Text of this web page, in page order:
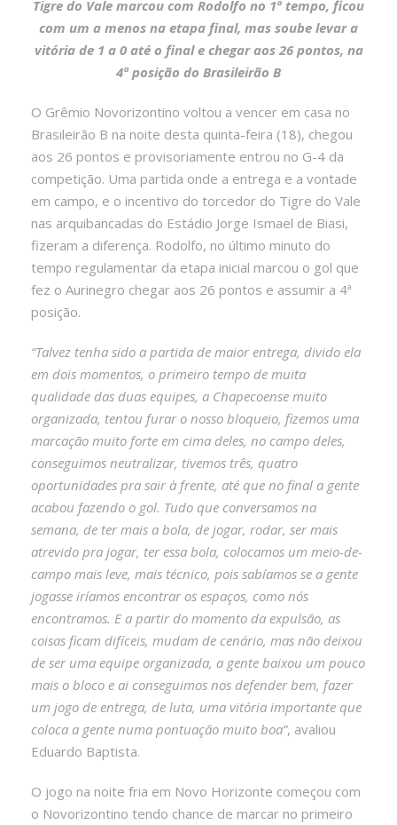
Tigre do Vale marcou com Rodolfo no 1º tempo, ficou
com um a menos na etapa final, mas soube levar a
vitória de 1 a 0 até o final e chegar aos 26 pontos, na
4ª posição do Brasileirão B
O Grêmio Novorizontino voltou a vencer em casa no
Brasileirão B na noite desta quinta-feira (18), chegou
aos 26 pontos e provisoriamente entrou no G-4 da
competição. Uma partida onde a entrega e a vontade
em campo, e o incentivo do torcedor do Tigre do Vale
nas arquibancadas do Estádio Jorge Ismael de Biasi,
fizeram a diferença. Rodolfo, no último minuto do
tempo regulamentar da etapa inicial marcou o gol que
fez o Aurinegro chegar aos 26 pontos e assumir a 4ª
posição.
“Talvez tenha sido a partida de maior entrega, divido ela
em dois momentos, o primeiro tempo de muita
qualidade das duas equipes, a Chapecoense muito
organizada, tentou furar o nosso bloqueio, fizemos uma
marcação muito forte em cima deles, no campo deles,
conseguimos neutralizar, tivemos três, quatro
oportunidades pra sair à frente, até que no final a gente
acabou fazendo o gol. Tudo que conversamos na
semana, de ter mais a bola, de jogar, rodar, ser mais
atrevido pra jogar, ter essa bola, colocamos um meio-de-
campo mais leve, mais técnico, pois sabíamos se a gente
jogasse iríamos encontrar os espaços, como nós
encontramos. E a partir do momento da expulsão, as
coisas ficam difíceis, mudam de cenário, mas não deixou
de ser uma equipe organizada, a gente baixou um pouco
mais o bloco e ai conseguimos nos defender bem, fazer
um jogo de entrega, de luta, uma vitória importante que
coloca a gente numa pontuação muito boa”, avaliou
Eduardo Baptista.
O jogo na noite fria em Novo Horizonte começou com
o Novorizontino tendo chance de marcar no primeiro